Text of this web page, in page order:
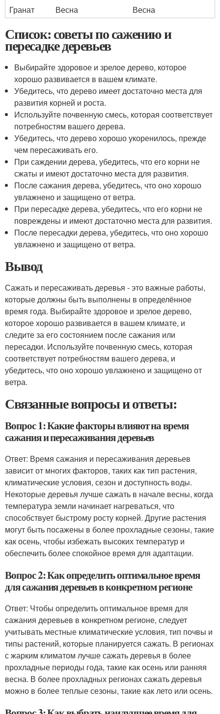
Гранат
Весна Весна
Список: советы по сажению и
пересадке деревьев
Выбирайте здоровое и зрелое дерево, которое
хорошо развивается в вашем климате.
Убедитесь, что дерево имеет достаточно места для
развития корней и роста.
Используйте почвенную смесь, которая соответствует
потребностям вашего дерева.
Убедитесь, что дерево хорошо укоренилось, прежде
чем пересаживать его.
При саждении дерева, убедитесь, что его корни не
сжаты и имеют достаточно места для развития.
После сажания дерева, убедитесь, что оно хорошо
увлажнено и защищено от ветра.
При пересадке дерева, убедитесь, что его корни не
повреждены и имеют достаточно места для развития.
После пересадки дерева, убедитесь, что оно хорошо
увлажнено и защищено от ветра.
Вывод
Сажать и пересаживать деревья - это важные работы,
которые должны быть выполнены в определённое
время года. Выбирайте здоровое и зрелое дерево,
которое хорошо развивается в вашем климате, и
следите за его состоянием после сажания или
пересадки. Используйте почвенную смесь, которая
соответствует потребностям вашего дерева, и
убедитесь, что оно хорошо увлажнено и защищено от
ветра.
Связанные вопросы и ответы:
Вопрос 1: Какие факторы влияют на время
сажания и пересаживания деревьев
Ответ: Время сажания и пересаживания деревьев
зависит от многих факторов, таких как тип растения,
климатические условия, сезон и доступность воды.
Некоторые деревья лучше сажать в начале весны, когда
температура земли начинает нагреваться, что
способствует быстрому росту корней. Другие растения
могут быть посажены в более прохладные сезоны, такие
как осень, чтобы избежать высоких температур и
обеспечить более спокойное время для адаптации.
Вопрос 2: Как определить оптимальное время
для сажания деревьев в конкретном регионе
Ответ: Чтобы определить оптимальное время для
сажания деревьев в конкретном регионе, следует
учитывать местные климатические условия, тип почвы и
типы растений, которые планируется сажать. В регионах
с жарким климатом лучше сажать деревья в более
прохладные периоды года, такие как осень или ранняя
весна. В более прохладных регионах сажать деревья
можно в более теплые сезоны, такие как лето или осень.